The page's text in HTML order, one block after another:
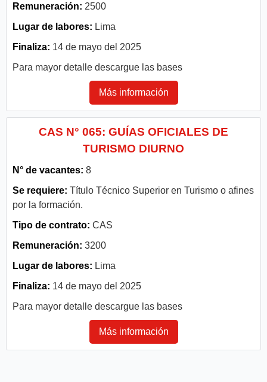
Remuneración: 2500
Lugar de labores: Lima
Finaliza: 14 de mayo del 2025
Para mayor detalle descargue las bases
Más información
CAS N° 065: GUÍAS OFICIALES DE
TURISMO DIURNO
N° de vacantes: 8
Se requiere: Título Técnico Superior en Turismo o afines
por la formación.
Tipo de contrato: CAS
Remuneración: 3200
Lugar de labores: Lima
Finaliza: 14 de mayo del 2025
Para mayor detalle descargue las bases
Más información